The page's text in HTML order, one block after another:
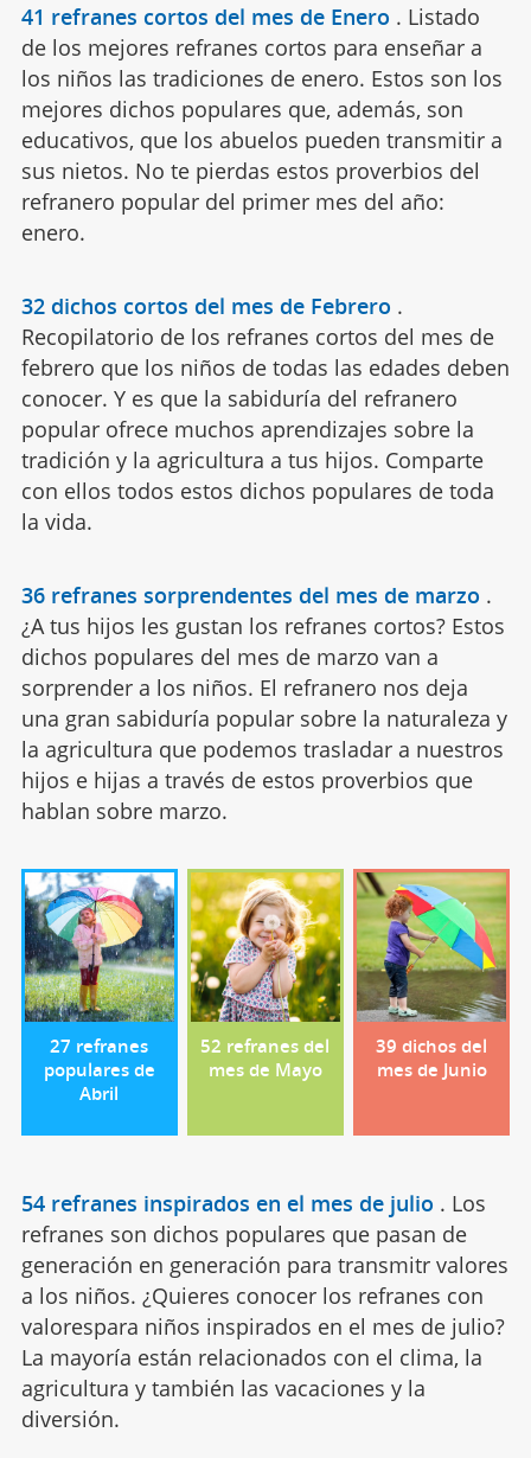
41 refranes cortos del mes de Enero . Listado
de los mejores refranes cortos para enseñar a
los niños las tradiciones de enero. Estos son los
mejores dichos populares que, además, son
educativos, que los abuelos pueden transmitir a
sus nietos. No te pierdas estos proverbios del
refranero popular del primer mes del año:
enero.
32 dichos cortos del mes de Febrero .
Recopilatorio de los refranes cortos del mes de
febrero que los niños de todas las edades deben
conocer. Y es que la sabiduría del refranero
popular ofrece muchos aprendizajes sobre la
tradición y la agricultura a tus hijos. Comparte
con ellos todos estos dichos populares de toda
la vida.
36 refranes sorprendentes del mes de marzo .
¿A tus hijos les gustan los refranes cortos? Estos
dichos populares del mes de marzo van a
sorprender a los niños. El refranero nos deja
una gran sabiduría popular sobre la naturaleza y
la agricultura que podemos trasladar a nuestros
hijos e hijas a través de estos proverbios que
hablan sobre marzo.
27 refranes
populares de
Abril
52 refranes del
mes de Mayo
39 dichos del
mes de Junio
54 refranes inspirados en el mes de julio . Los
refranes son dichos populares que pasan de
generación en generación para transmitr valores
a los niños. ¿Quieres conocer los refranes con
valorespara niños inspirados en el mes de julio?
La mayoría están relacionados con el clima, la
agricultura y también las vacaciones y la
diversión.